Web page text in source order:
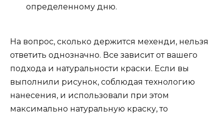
определенному дню.
На вопрос, сколько держится мехенди, нельзя
ответить однозначно. Все зависит от вашего
подхода и натуральности краски. Если вы
выполнили рисунок, соблюдая технологию
нанесения, и использовали при этом
максимально натуральную краску, то